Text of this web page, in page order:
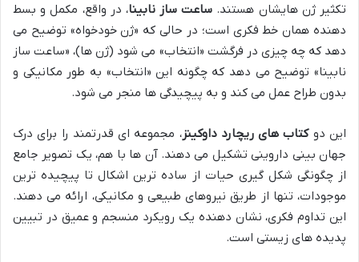
تکثیر ژن هایشان هستند. ساعت ساز نابینا، در واقع، مکمل و بسط
دهنده همان خط فکری است؛ در حالی که «ژن خودخواه» توضیح می
دهد که چه چیزی در فرگشت «انتخاب» می شود (ژن ها)، «ساعت ساز
نابینا» توضیح می دهد که چگونه این «انتخاب» به طور مکانیکی و
بدون طراح عمل می کند و به پیچیدگی ها منجر می شود.
این دوکتاب های ریچارد داوکینز، مجموعه ای قدرتمند را برای درک
جهان بینی داروینی تشکیل می دهند. آن ها با هم، یک تصویر جامع
از چگونگی شکل گیری حیات از ساده ترین اشکال تا پیچیده ترین
موجودات، تنها از طریق نیروهای طبیعی و مکانیکی، ارائه می دهند.
این تداوم فکری، نشان دهنده یک رویکرد منسجم و عمیق در تبیین
پدیده های زیستی است.